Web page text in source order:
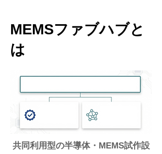
MEMSファブハブと
は
共同利用型の半導体・MEMS試作設